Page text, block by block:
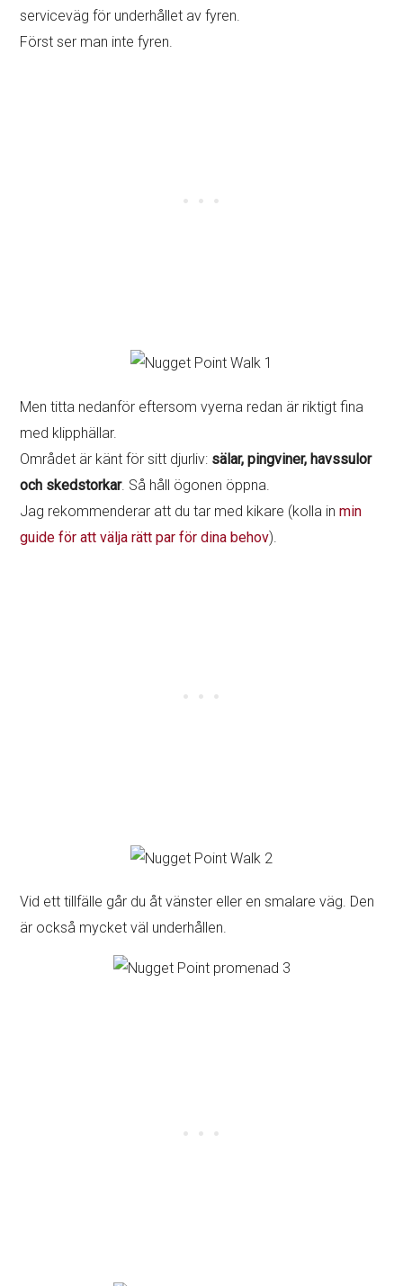
serviceväg för underhållet av fyren.
Först ser man inte fyren.
Men titta nedanför eftersom vyerna redan är riktigt fina
med klipphällar.
Området är känt för sitt djurliv: sälar, pingviner, havssulor
och skedstorkar. Så håll ögonen öppna.
Jag rekommenderar att du tar med kikare (kolla inmin
guide för att välja rätt par för dina behov).
Vid ett tillfälle går du åt vänster eller en smalare väg. Den
är också mycket väl underhållen.